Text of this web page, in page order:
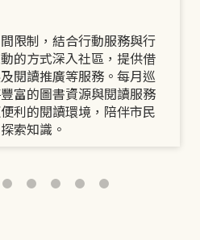
限制，結合行動服務與行
的方式深入社區，提供借
閱讀推廣等服務。每月巡
富的圖書資源與閱讀服務
利的閱讀環境，陪伴市民
索知識。